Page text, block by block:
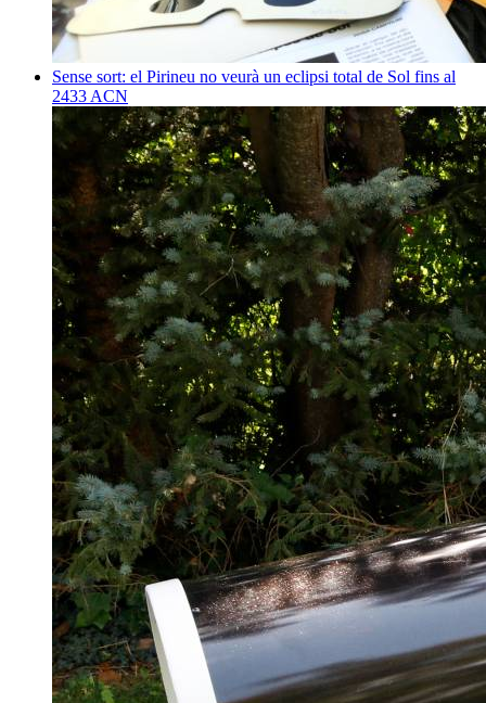
Sense sort: el Pirineu no veurà un eclipsi total de Sol fins al
2433 ACN